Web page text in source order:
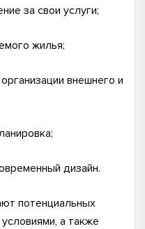
за свои услуги;
жилья;
внешнего и
дизайн.
потенциальных
а также